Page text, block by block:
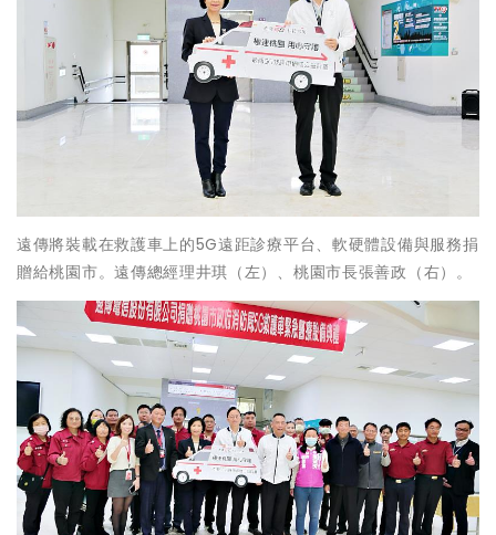
遠傳將裝載在救護車上的5G遠距診療平台、軟硬體設備與服務捐
贈給桃園市。遠傳總經理井琪（左）、桃園市長張善政（右）。